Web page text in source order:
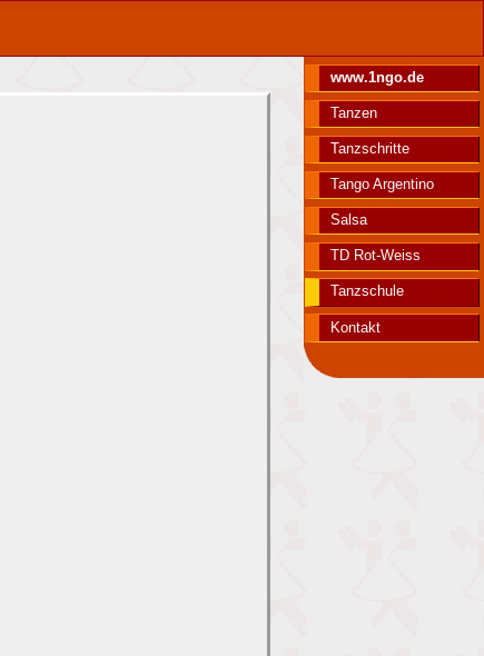
www.1ngo.de
Tanzen
Tanzschritte
Tango Argentino
Salsa
TD Rot-Weiss
Tanzschule
Kontakt